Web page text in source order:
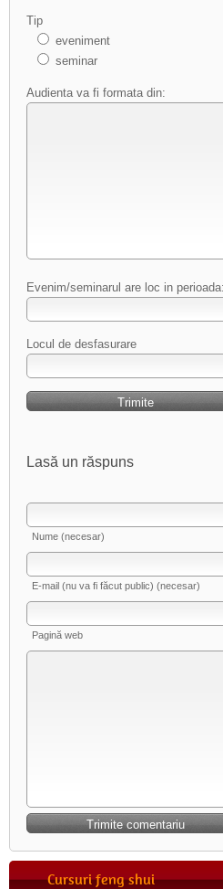
Tip
eveniment
seminar
Audienta va fi formata din:
Evenim/seminarul are loc in perioada:
Locul de desfasurare
Lasă un răspuns
Nume (necesar)
E-mail (nu va fi făcut public) (necesar)
Pagină web
Cursuri feng shui